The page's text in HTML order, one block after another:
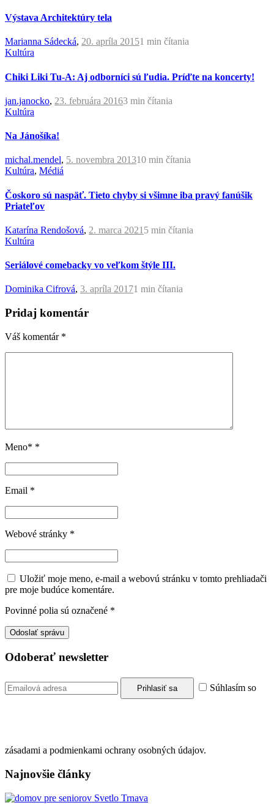
Výstava Architektúry tela
Marianna Sádecká, 20. apríla 20151 min čítania
Kultúra
Chiki Liki Tu-A: Aj odborníci sú ľudia. Príďte na koncerty!
jan.janocko, 23. februára 20163 min čítania
Kultúra
Na Jánošíka!
michal.mendel, 5. novembra 201310 min čítania
Kultúra, Médiá
Čoskoro sú naspäť. Tieto chyby si všimne iba pravý fanúšik
Priateľov
Katarína Rendošová, 2. marca 2021 5 min čítania
Kultúra
Seriálové comebacky vo veľkom štýle III.
Dominika Cifrová, 3. apríla 20171 min čítania
Pridaj komentár
Váš komentár *
Meno* *
Email *
Webové stránky *
Uložiť moje meno, e-mail a webovú stránku v tomto prehliadači
pre moje budúce komentáre.
Povinné polia sú označené *
Odoberať newsletter
Súhlasím so
zásadami a podmienkami ochrany osobných údajov.
Najnovšie články